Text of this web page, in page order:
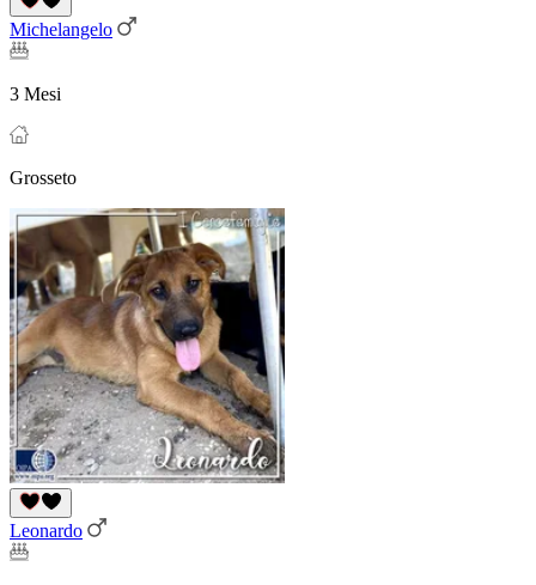
Michelangelo
3 Mesi
Grosseto
Leonardo